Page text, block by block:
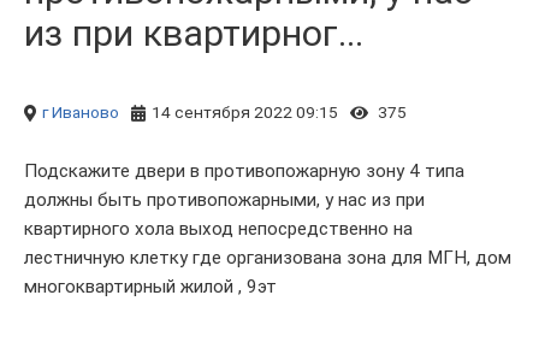
из при квартирног...
г Иваново 14 сентября 2022 09:15 375
Подскажите двери в противопожарную зону 4 типа
должны быть противопожарными, у нас из при
квартирного хола выход непосредственно на
лестничную клетку где организована зона для МГН, дом
многоквартирный жилой , 9эт